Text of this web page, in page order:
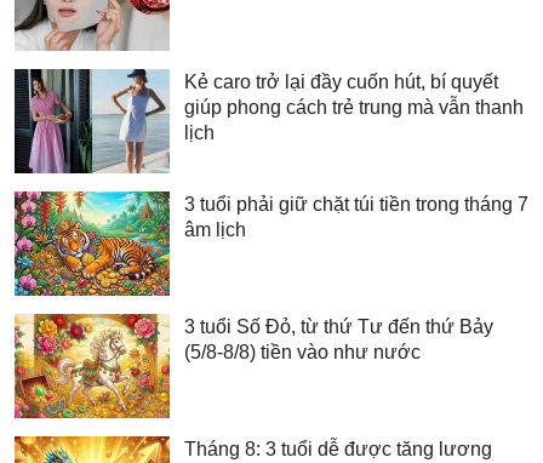
Kẻ caro trở lại đầy cuốn hút, bí quyết
giúp phong cách trẻ trung mà vẫn thanh
lịch
3 tuổi phải giữ chặt túi tiền trong tháng 7
âm lịch
3 tuổi Số Đỏ, từ thứ Tư đến thứ Bảy
(5/8-8/8) tiền vào như nước
Tháng 8: 3 tuổi dễ được tăng lương